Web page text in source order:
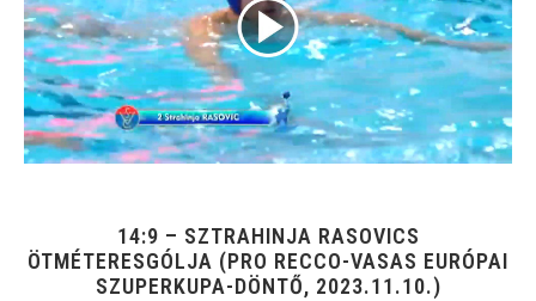
14:9 – SZTRAHINJA RASOVICS
ÖTMÉTERESGÓLJA (PRO RECCO-VASAS EURÓPAI
SZUPERKUPA-DÖNTŐ, 2023.11.10.)